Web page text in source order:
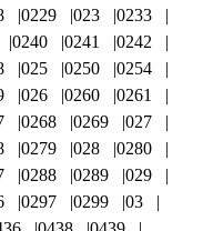
0229 023
0233
0240 0241
0242
025 0250
0254
026 0260
0261
0268 0269
027
0279 028
0280
0288 0289
029
0297 0299
03